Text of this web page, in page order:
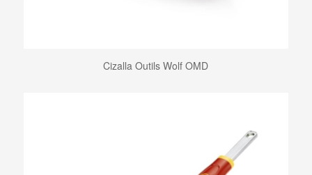
Cizalla Outils Wolf OMD